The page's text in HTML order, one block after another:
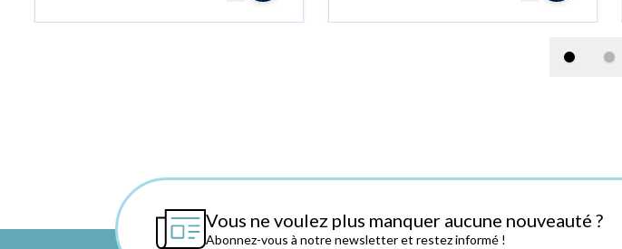
Vous ne voulez plus manquer aucune nouveauté ?
Abonnez-vous à notre newsletter et restez informé !